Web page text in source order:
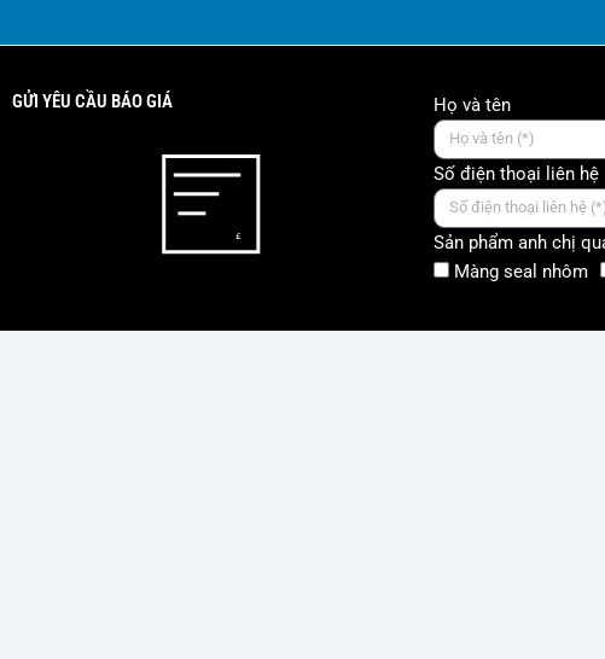
GỬI YÊU CẦU BÁO GIÁ Họ và tên
Số điện thoại liên hệ
Sản phẩm anh chị
Màng seal nhôm